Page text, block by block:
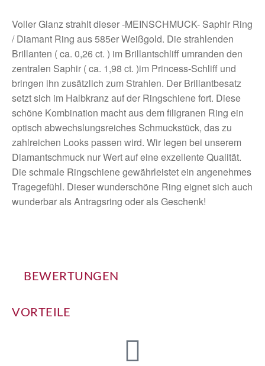
Voller Glanz strahlt dieser -MEINSCHMUCK- Saphir Ring
/ Diamant Ring aus 585er Weißgold. Die strahlenden
Brillanten ( ca. 0,26 ct. ) im Brillantschliff umranden den
zentralen Saphir ( ca. 1,98 ct. )im Princess-Schliff und
bringen ihn zusätzlich zum Strahlen. Der Brillantbesatz
setzt sich im Halbkranz auf der Ringschiene fort. Diese
schöne Kombination macht aus dem filigranen Ring ein
optisch abwechslungsreiches Schmuckstück, das zu
zahlreichen Looks passen wird. Wir legen bei unserem
Diamantschmuck nur Wert auf eine exzellente Qualität.
Die schmale Ringschiene gewährleistet ein angenehmes
Tragegefühl. Dieser wunderschöne Ring eignet sich auch
wunderbar als Antragsring oder als Geschenk!
BEWERTUNGEN
VORTEILE